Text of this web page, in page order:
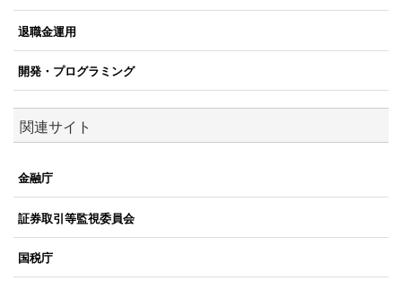
退職金運用
開発・プログラミング
関連サイト
金融庁
証券取引等監視委員会
国税庁